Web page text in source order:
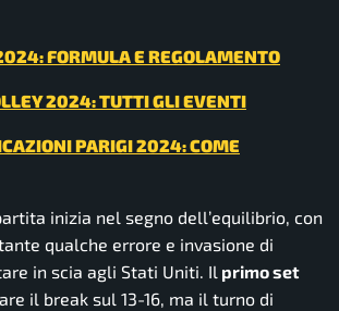
FORMULA E REGOLAMENTO
2024: TUTTI GLI EVENTI
PARIGI 2024: COME
inizia nel segno dell’equilibrio, con
qualche errore e invasione di
in scia agli Stati Uniti. Il primo set
il break sul 13-16, ma il turno di